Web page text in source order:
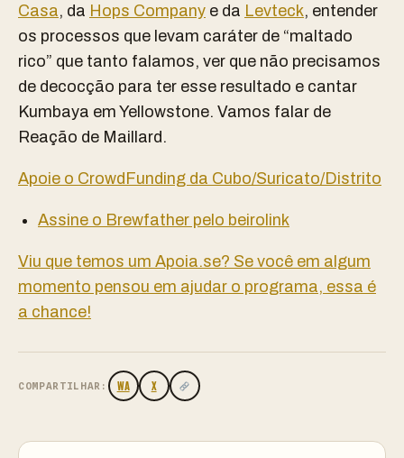
Casa, da Hops Company e da Levteck, entender
os processos que levam caráter de “maltado
rico” que tanto falamos, ver que não precisamos
de decocção para ter esse resultado e cantar
Kumbaya em Yellowstone. Vamos falar de
Reação de Maillard.
Apoie o CrowdFunding da Cubo/Suricato/Distrito
Assine o Brewfather pelo beirolink
Viu que temos um Apoia.se? Se você em algum
momento pensou em ajudar o programa, essa é
a chance!
COMPARTILHAR: WA X